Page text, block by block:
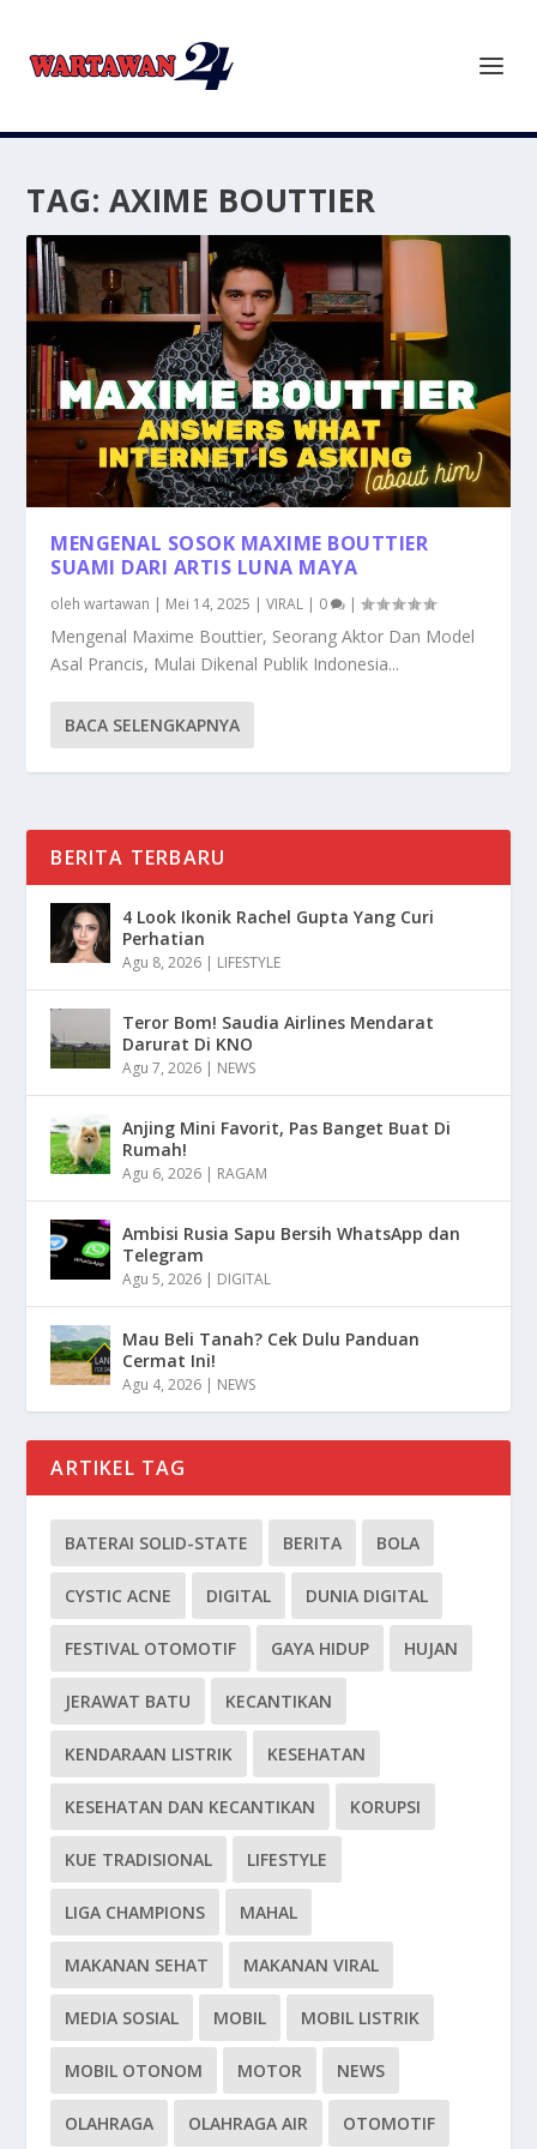
TAG: AXIME BOUTTIER
MENGENAL SOSOK MAXIME BOUTTIER
SUAMI DARI ARTIS LUNA MAYA
olehwartawan | Mei 14, 2025 |VIRAL | 0 |
Mengenal Maxime Bouttier, Seorang Aktor Dan Model
Asal Prancis, Mulai Dikenal Publik Indonesia...
BACA SELENGKAPNYA
BERITA TERBARU
4 Look Ikonik Rachel Gupta Yang Curi
Perhatian
Agu 8, 2026 | LIFESTYLE
Teror Bom! Saudia Airlines Mendarat
Darurat Di KNO
Agu 7, 2026 | NEWS
Anjing Mini Favorit, Pas Banget Buat Di
Rumah!
Agu 6, 2026 | RAGAM
Ambisi Rusia Sapu Bersih WhatsApp dan
Telegram
Agu 5, 2026 | DIGITAL
Mau Beli Tanah? Cek Dulu Panduan
Cermat Ini!
Agu 4, 2026 | NEWS
ARTIKEL TAG
BATERAI SOLID-STATE BERITA BOLA
CYSTIC ACNE DIGITAL DUNIA DIGITAL
FESTIVAL OTOMOTIF GAYA HIDUP HUJAN
JERAWAT BATU KECANTIKAN
KENDARAAN LISTRIK KESEHATAN
KESEHATAN DAN KECANTIKAN KORUPSI
KUE TRADISIONAL LIFESTYLE
LIGA CHAMPIONS MAHAL
MAKANAN SEHAT MAKANAN VIRAL
MEDIA SOSIAL MOBIL MOBIL LISTRIK
MOBIL OTONOM MOTOR NEWS
OLAHRAGA OLAHRAGA AIR OTOMOTIF